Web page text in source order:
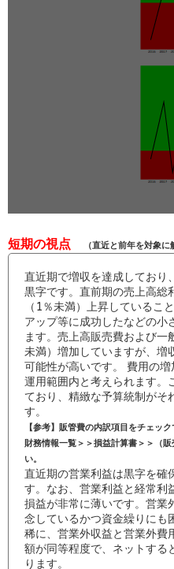
短期の視点 （直近と前年を対象に
直近期で増収を達成しており
黒字です。直前期の売上高総
（1％未満）上昇しているこ
アップ等に成功したなどの小
ます。売上高販売費および一
未満）増加していますが、増
可能性が高いです。 費用の
運用範囲内と考えられます。
ており、精緻な予算統制がそ
す。
【参考】販管費の内訳項目をチェック
財務情報一覧＞＞損益計算書＞＞（
い。
直近期の営業利益は黒字を確
す。なお、営業利益と経常利
損益が非常に薄いです。営業
念しているかつ資金繰りにも
稀に、営業外収益と営業外費
額が同等程度で、ネットする
ります。